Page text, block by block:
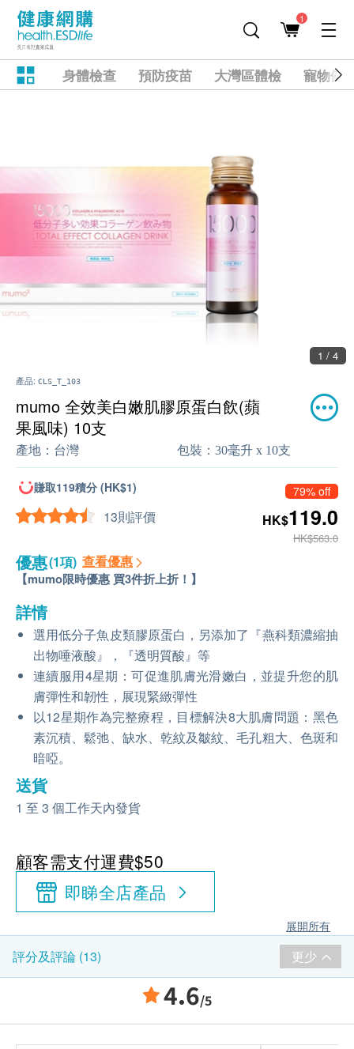
1
身體檢查 預防疫苗 大灣區體檢 寵物健
1 / 4
產品: CLS_T_103
mumo 全效美白嫩肌膠原蛋白飲(蘋
果風味) 10支
產地： 台灣 包裝： 30毫升 x 10支
賺取119積分 (HK$1)
13則評價
79% off
HK$119.0
HK$563.0
優惠(1項) 查看優惠
【mumo限時優惠 買3件折上折！】
詳情
選用低分子魚皮類膠原蛋白，另添加了『燕科類濃縮抽
出物唾液酸』，『透明質酸』等
連續服用4星期：可促進肌膚光滑嫩白，並提升您的肌
膚彈性和韌性，展現緊緻彈性
以12星期作為完整療程，目標解決8大肌膚問題：黑色
素沉積、鬆弛、缺水、乾紋及皺紋、毛孔粗大、色斑和
暗啞。
送貨
1 至 3 個工作天內發貨
顧客需支付運費$50
即睇全店產品
展開所有
評分及評論 (13) 更少
4.6/5